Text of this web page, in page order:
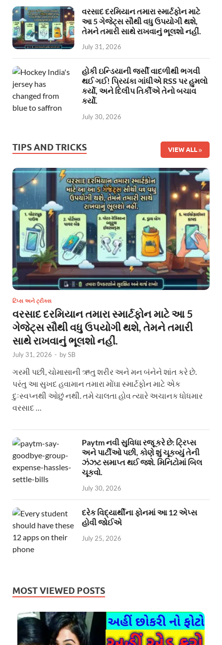
વરસાદ દરમિયાન તમારા સ્માર્ટફોન માટે
આ 5 ગેજેટ્સ સૌથી વધુ ઉપયોગી થશે,
તેમને તમારી સાથે રાખવાનું ભૂલશો નહીં.
July 31, 2026
હોકી ઇન્ડિયાની જર્સી વાદળીથી ભગવી
થઈ ગઈ! પ્રિયંકા ગાંધીએ RSS પર હુમલો
કર્યો, અને દિલીપ તિર્કીએ તેનો બચાવ
કર્યો.
July 30, 2026
TIPS AND TRICKS VIEW ALL
ટિપ્સ અને ટ્રીક્સ
વરસાદ દરમિયાન તમારા સ્માર્ટફોન માટે આ 5
ગેજેટ્સ સૌથી વધુ ઉપયોગી થશે, તેમને તમારી
સાથે રાખવાનું ભૂલશો નહીં.
July 31, 2026 - bySB
ગરમી પછી, ચોમાસાની ઋતુ શરીર અને મન બંનેને શાંત કરે છે.
પરંતુ આ સુખદ હવામાન તમારા મોંઘા સ્માર્ટફોન માટે એક
દુઃસ્વપ્નથી ઓછું નથી. તમે ચાલતા હોવ ત્યારે અચાનક ધોધમાર
વરસાદ …
Paytm નવી સુવિધા રજૂ કરે છે: ટ્રિપ્સ
અને પાર્ટીઓ પછી, કોણે શું ચૂકવ્યું તેની
ઝંઝટ સમાપ્ત થઈ જશે. મિનિટોમાં બિલ
ચૂકવો.
July 30, 2026
દરેક વિદ્યાર્થીના ફોનમાં આ 12 એપ્સ
હોવી જોઈએ
July 25, 2026
MOST VIEWED POSTS